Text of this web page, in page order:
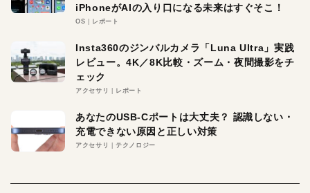
iPhoneがAIの入り口になる未来はすぐそこ！
OS レポート
Insta360のジンバルカメラ「Luna Ultra」実践
レビュー。4K／8K比較・ズーム・夜間撮影をチ
ェック
アクセサリ レポート
あなたのUSB-Cポートは大丈夫？ 認識しない・
充電できない原因と正しい対策
アクセサリ テクノロジー